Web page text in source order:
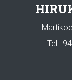
Tel.: